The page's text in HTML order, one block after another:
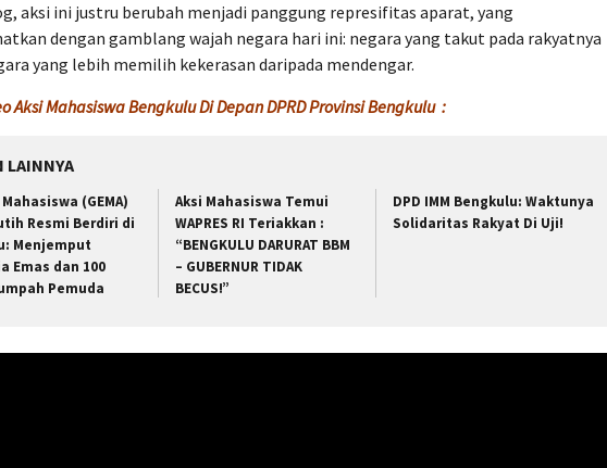
aksi ini justru berubah menjadi panggung represifitas aparat, yang
dengan gamblang wajah negara hari ini: negara yang takut pada rakyatnya
yang lebih memilih kekerasan daripada mendengar.
Aksi Mahasiswa Bengkulu Di Depan DPRD Provinsi Bengkulu :
LAINNYA
(GEMA)
Resmi Berdiri di
Menjemput
Emas dan 100
Pemuda
Aksi Mahasiswa Temui
WAPRES RI Teriakkan :
“BENGKULU DARURAT BBM
– GUBERNUR TIDAK
BECUS!”
DPD IMM Bengkulu: Waktunya
Solidaritas Rakyat Di Uji!